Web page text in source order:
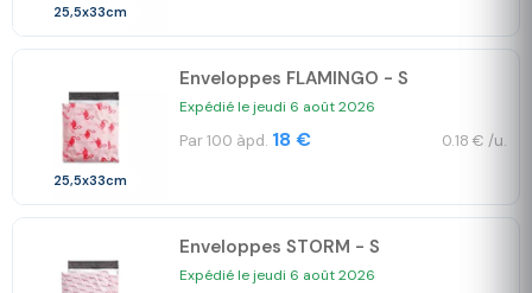
25,5x33cm
25,5x33cm
Enveloppes FLAMINGO - S
Expédié le jeudi 6 août 2026
Par 100 àpd. 18 € 0.18 € /u.
Enveloppes STORM - S
Expédié le jeudi 6 août 2026